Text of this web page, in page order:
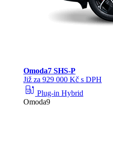
Omoda7 SHS-P
Již za 929 000 Kč s DPH
ev_station Plug-in Hybrid
Omoda9